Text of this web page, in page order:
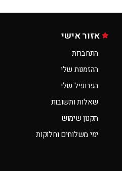
אזור אישי
התחברות
ההזמנות שלי
הפרופיל שלי
שאלות ותשובות
תקנון שימוש
ימי משלוחים וחלוקות